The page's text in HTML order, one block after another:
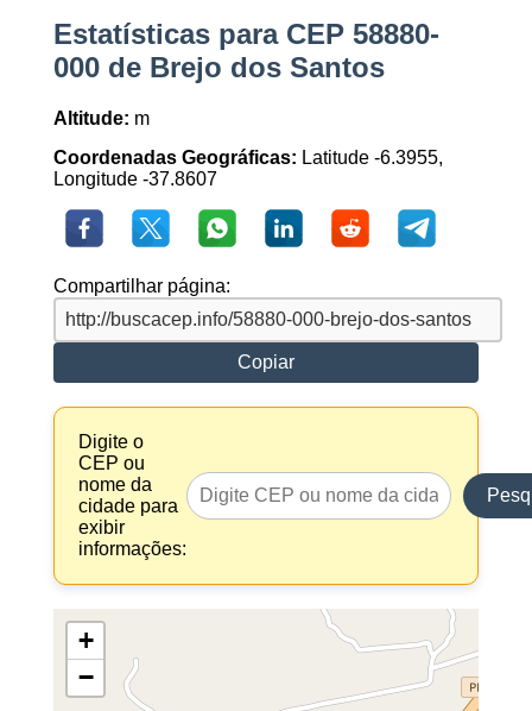
Estatísticas para CEP 58880-
000 de Brejo dos Santos
Altitude: m
Coordenadas Geográficas: Latitude -6.3955,
Longitude -37.8607
Compartilhar página:
Copiar
Digite o
CEP ou
nome da
cidade para
exibir
informações:
+
−